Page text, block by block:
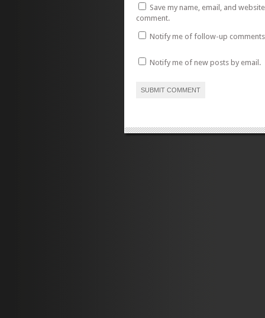
Save my name, email, and
comment.
Notify me of follow-up
Notify me of new posts by email.